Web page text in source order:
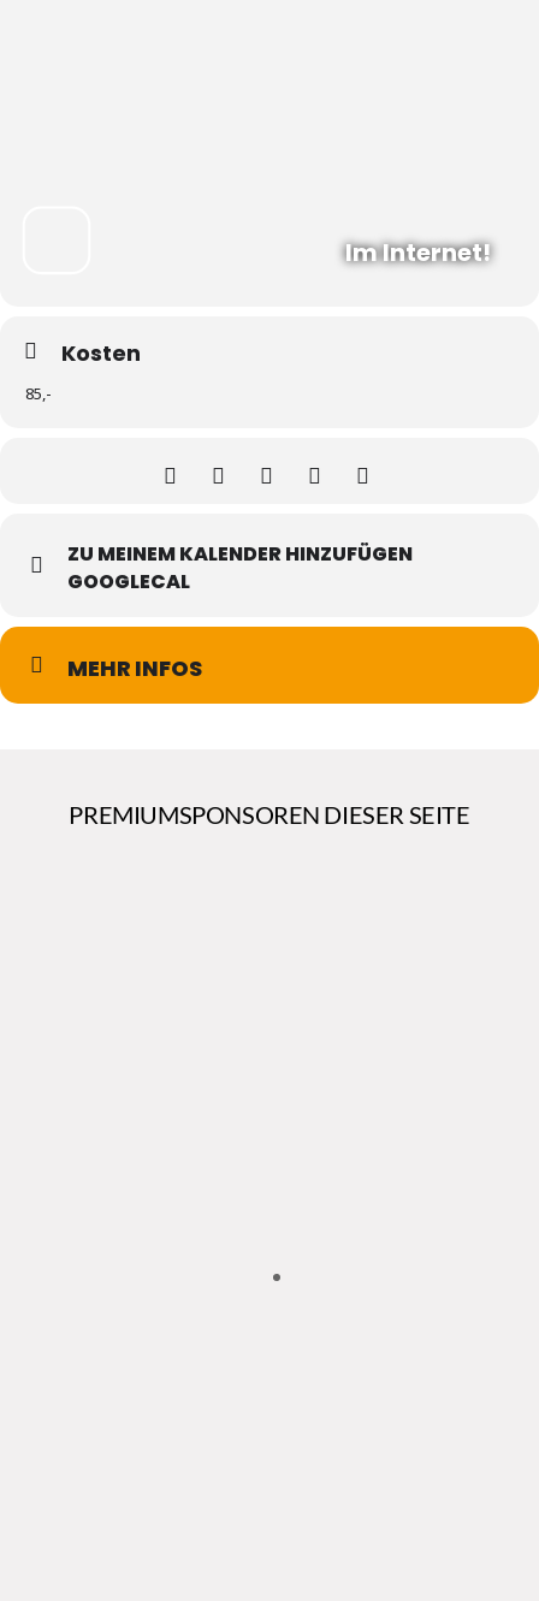
Im Internet!
Kosten
85,-
ZU MEINEM KALENDER HINZUFÜGEN
GOOGLECAL
MEHR INFOS
PREMIUMSPONSOREN DIESER SEITE